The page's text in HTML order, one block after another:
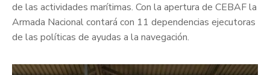
de las actividades marítimas. Con la apertura de CEBAF la
Armada Nacional contará con 11 dependencias ejecutoras
de las políticas de ayudas a la navegación.